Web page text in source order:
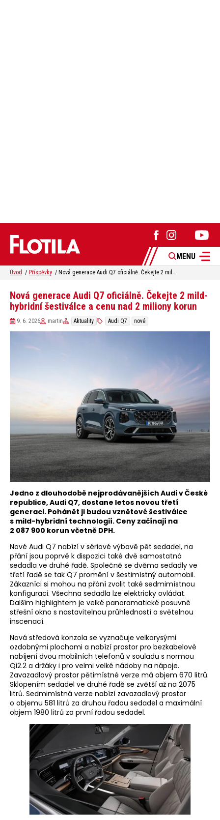
MENU
Úvod Příspěvky Nová generace Audi Q7 oficiálně. Čekejte 2 mild-hybridní šestiválce a cenu nad 2 miliony korun
Nová generace Audi Q7 oficiálně. Čekejte 2 mild-
hybridní šestiválce a cenu nad 2 miliony korun
9. 6. 2026 martin Aktuality Audi Q7 nové
Jedno z dlouhodobě nejprodávanějších Audi v České
republice, Audi Q7, dostane letos novou třetí
generaci. Pohánět ji budou vznětové šestiválce
s mild-hybridní technologií. Ceny začínají na
2 087 900 korun včetně DPH.
Nové Audi Q7 nabízí v sériové výbavě pět sedadel, na
přání jsou poprvé k dispozici také dvě samostatná
sedadla ve druhé řadě. Společně se dvěma sedadly ve
třetí řadě se tak Q7 promění v šestimístný automobil.
Zákazníci si mohou na přání zvolit také sedmimístnou
konfiguraci. Všechna sedadla lze elektricky ovládat.
Dalším highlightem je velké panoramatické posuvné
střešní okno s nastavitelnou průhledností a světelnou
inscenací.
Nová středová konzola se vyznačuje velkorysými
ozdobnými plochami a nabízí prostor pro bezkabelové
nabíjení dvou mobilních telefonů v souladu s normou
Qi2.2 a držáky i pro velmi velké nádoby na nápoje.
Zavazadlový prostor pětimístné verze má objem 670 litrů.
Sklopením sedadel ve druhé řadě se zvětší až na 2075
litrů. Sedmimístná verze nabízí zavazadlový prostor
o objemu 581 litrů za druhou řadou sedadel a maximální
objem 1980 litrů za první řadou sedadel.